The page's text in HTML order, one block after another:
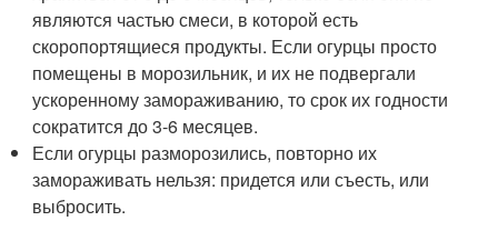
являются частью смеси, в которой есть
скоропортящиеся продукты. Если огурцы просто
помещены в морозильник, и их не подвергали
ускоренному замораживанию, то срок их годности
сократится до 3-6 месяцев.
Если огурцы разморозились, повторно их
замораживать нельзя: придется или съесть, или
выбросить.